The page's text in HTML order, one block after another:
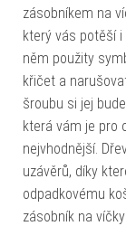
zásobníkem na
který vás potěší i
něm použity
křičet a
šroubu si jej
která vám je pro
nejvhodnější.
uzávěrů, díky
odpadkovému
zásobník na